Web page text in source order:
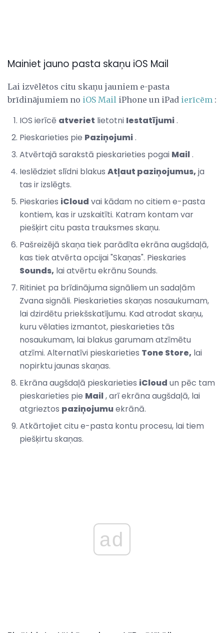
Mainiet jauno pasta skaņu iOS Mail
Lai izvēlētos citu skaņu jauniem e-pasta
brīdinājumiem no iOS Mail iPhone un iPad ierīcēm :
IOS ierīcē atveriet lietotni Iestatījumi.
Pieskarieties pie Paziņojumi.
Atvērtajā sarakstā pieskarieties pogai Mail.
Ieslēdziet slīdni blakus Atļaut paziņojumus, ja
tas ir izslēgts.
Pieskaries iCloud vai kādam no citiem e-pasta
kontiem, kas ir uzskaitīti. Katram kontam var
piešķirt citu pasta trauksmes skaņu.
Pašreizējā skaņa tiek parādīta ekrāna augšdaļā,
kas tiek atvērta opcijai "Skaņas". Pieskaries
Sounds, lai atvērtu ekrānu Sounds.
Ritiniet pa brīdinājuma signāliem un sadaļām
Zvana signāli. Pieskarieties skaņas nosaukumam,
lai dzirdētu priekšskatījumu. Kad atrodat skaņu,
kuru vēlaties izmantot, pieskarieties tās
nosaukumam, lai blakus garumam atzīmētu
atzīmi. Alternatīvi pieskarieties Tone Store, lai
nopirktu jaunas skaņas.
Ekrāna augšdaļā pieskarieties iCloud un pēc tam
pieskarieties pie Mail, arī ekrāna augšdaļā, lai
atgrieztos paziņojumuekrānā.
Atkārtojiet citu e-pasta kontu procesu, lai tiem
piešķirtu skaņas.
ad